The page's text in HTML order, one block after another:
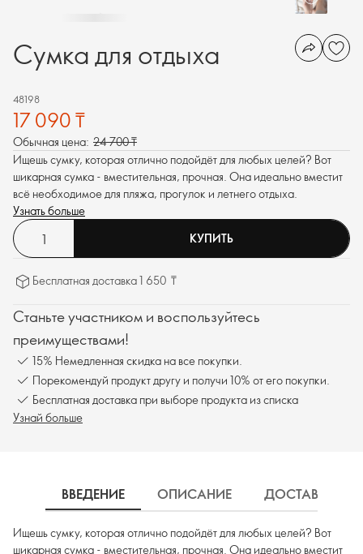
Сумка для отдыха
48198
17 090 ₸
Обычная цена: 24 700 ₸
Ищешь сумку, которая отлично подойдёт для любых целей? Вот
шикарная сумка - вместительная, прочная. Она идеально вместит
всё необходимое для пляжа, прогулок и летнего отдыха.
Узнать больше
КУПИТЬ
Бесплатная доставка 1 650 ₸
Станьте участником и воспользуйтесь
преимуществами!
15% Немедленная скидка на все покупки.
Порекомендуй продукт другу и получи 10% от его покупки.
Бесплатная доставка при выборе продукта из списка
Узнай больше
ВВЕДЕНИЕ ОПИСАНИЕ ДОСТАВКА
Ищешь сумку, которая отлично подойдёт для любых целей? Вот
шикарная сумка - вместительная, прочная. Она идеально вместит